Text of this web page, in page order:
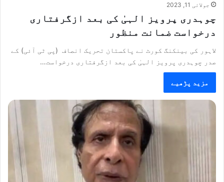
جولائی 11, 2023
چوہدری پرویز الہیٰ کی بعد ازگرفتاری
درخواست ضمانت منظور
لاہور کی بینکنگ کورٹ نے پاکستان تحریک انصاف (پی ٹی آئی) کے
صدر چوہدری پرویز الہیٰ کی بعد ازگرفتاری درخواست…
مزید پڑھیے